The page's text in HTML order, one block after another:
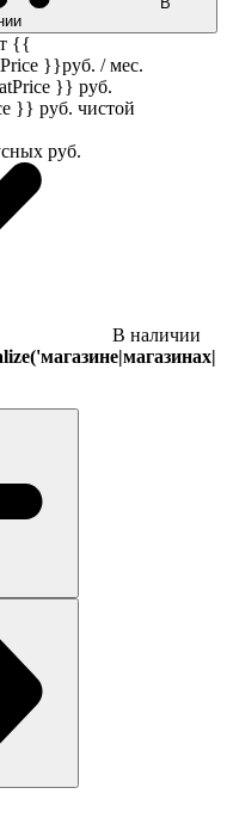
{{
}}руб. / мес.
}} руб.
}} руб. чистой
руб.
В наличии